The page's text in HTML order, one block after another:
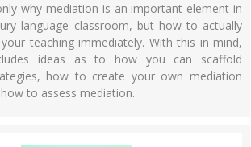
why mediation is an important element in
language classroom, but how to actually
teaching immediately. With this in mind,
ideas as to how you can scaffold
how to create your own mediation
to assess mediation.